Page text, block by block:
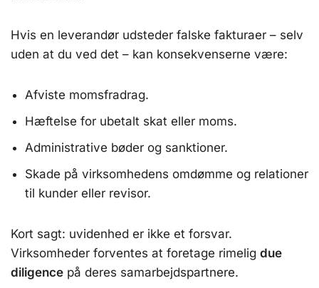
Hvis en leverandør udsteder falske fakturaer – selv
uden at du ved det – kan konsekvenserne være:
Afviste momsfradrag.
Hæftelse for ubetalt skat eller moms.
Administrative bøder og sanktioner.
Skade på virksomhedens omdømme og relationer
til kunder eller revisor.
Kort sagt: uvidenhed er ikke et forsvar.
Virksomheder forventes at foretage rimelig due
diligence på deres samarbejdspartnere.